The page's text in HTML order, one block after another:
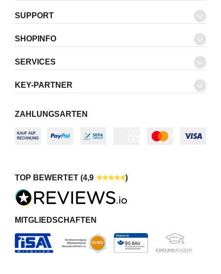
SUPPORT
SHOPINFO
SERVICES
KEY-PARTNER
ZAHLUNGSARTEN
TOP BEWERTET (4,9 )
MITGLIEDSCHAFTEN